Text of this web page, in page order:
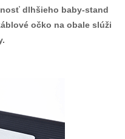
dlhšieho baby-stand
očko na obale slúži